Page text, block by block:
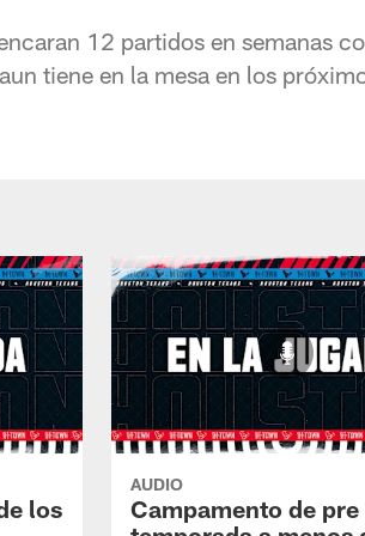
12 partidos en semanas
tiene en la mesa en los
los
AUDIO
Campamento de pre